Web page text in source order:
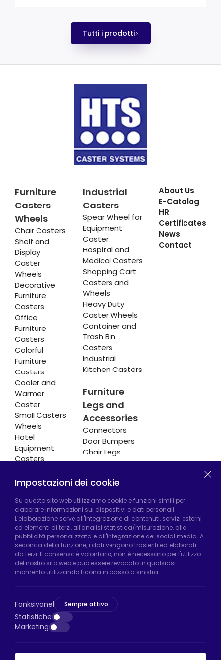
Tutti i prodotti
Furniture
Casters
Wheels
Chair Casters
Shelf and
Display
Caster
Wheels
Decorative
Furniture
Casters
Office
Furniture
Casters
Colorful
Furniture
Casters
Cooler and
Warmer
Caster
Small Casters
Wheels
Hotel
Equipment
Casters
Industrial
Casters
Spear Wheel for
Equipment
Caster
Hospital and
Medical Casters
Shopping Cart
Casters and
Wheels
Heavy Duty
Caster Wheels
Container and
Trash Bin
Casters
Industrial
Kitchen Casters
Furniture
Legs and
Accessories
Connectors
Door Bumpers
Chair Legs
About Us
E-Catalog
HR
Certificates
News
Contact
Fabbrica di Hadımköy:Atatürk Industrial Zone,
Uzunçayır Street, No:11 Hadımköy, 34555
Arnavutköy/Istanbul
Telefono:+90 212 640 66 46
Email:export@htsteker.com
Negozio Bayrampasa:Kocatepe
Bayrampaşa/Istanbul
Telefono:+90 530 044 64 87
Email:info@htsteker.com
Impostazioni dei cookie
Su questo sito web utilizziamo cookie e funzioni simili per
elaborare informazioni sui dispositivi e dati personali.
L'elaborazione serve all'integrazione di contenuti, servizi esterni
ed elementi di terzi, all'analisi statistica/misurazione, alla
pubblicità personalizzata e all'integrazione dei social media. A
seconda della funzione, i dati vengono trasferiti ed elaborati
da terzi. Il consenso è volontario, non è necessario per l'utilizzo
del nostro sito web e può essere revocato in qualsiasi
momento utilizzando l'icona in basso a sinistra.
Fonksiyonel Sempre attivo
Statistiche
Marketing